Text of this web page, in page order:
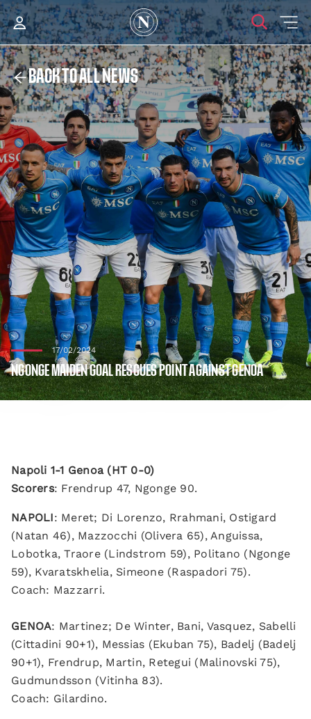
BACK TO ALL NEWS
17/02/2024
NGONGE MAIDEN GOAL RESCUES POINT AGAINST GENOA
Napoli 1-1 Genoa (HT 0-0)
Scorers: Frendrup 47, Ngonge 90.
NAPOLI: Meret; Di Lorenzo, Rrahmani, Ostigard
(Natan 46), Mazzocchi (Olivera 65), Anguissa,
Lobotka, Traore (Lindstrom 59), Politano (Ngonge
59), Kvaratskhelia, Simeone (Raspadori 75).
Coach: Mazzarri.
GENOA: Martinez; De Winter, Bani, Vasquez, Sabelli
(Cittadini 90+1), Messias (Ekuban 75), Badelj (Badelj
90+1), Frendrup, Martin, Retegui (Malinovski 75),
Gudmundsson (Vitinha 83).
Coach: Gilardino.